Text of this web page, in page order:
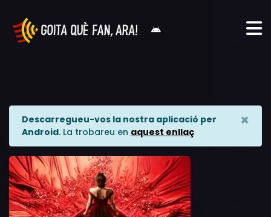
Descarregueu-vos la nostra aplicació per
Android. La trobareu en aquest enllaç
×